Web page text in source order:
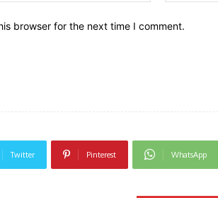
browser for the next time I comment.
Twitter Pinterest WhatsApp